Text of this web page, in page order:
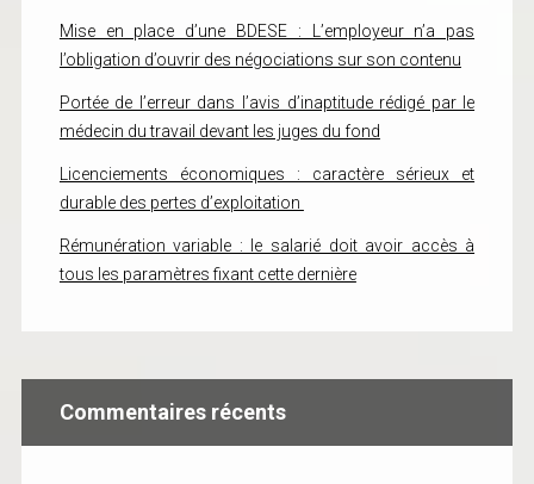
Mise en place d’une BDESE : L’employeur n’a pas
l’obligation d’ouvrir des négociations sur son contenu
Portée de l’erreur dans l’avis d’inaptitude rédigé par le
médecin du travail devant les juges du fond
Licenciements économiques : caractère sérieux et
durable des pertes d’exploitation
Rémunération variable : le salarié doit avoir accès à
tous les paramètres fixant cette dernière
Commentaires récents